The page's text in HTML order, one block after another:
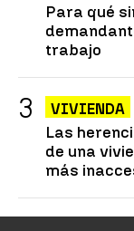
Para qué
trabajo
VIVIENDA
Las
de una
más